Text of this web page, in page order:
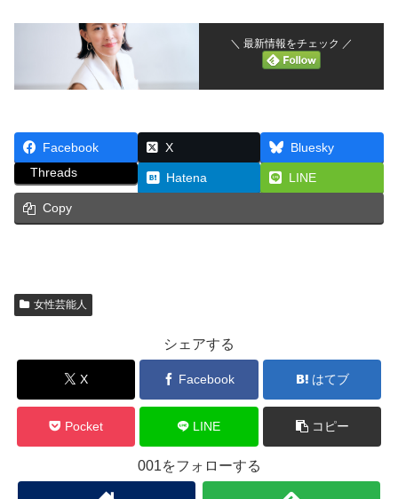
＼ 最新情報をチェック ／
Facebook X
Bluesky
Threads
Hatena LINE
Copy
女性芸能人
シェアする
X Facebook はてブ
Pocket LINE コピー
001をフォローする